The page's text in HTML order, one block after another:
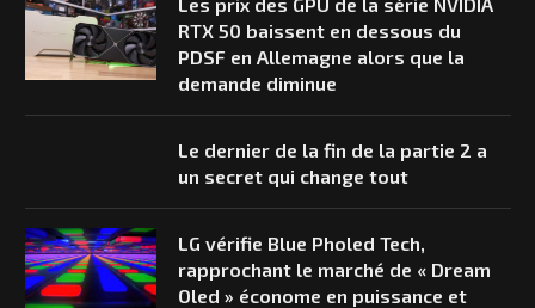
RTX 50 baissent en dessous du
PDSF en Allemagne alors que la
demande diminue
Le dernier de la fin de la partie 2 a
un secret qui change tout
LG vérifie Blue Pholed Tech,
rapprochant le marché de « Dream
Oled » économe en puissance et